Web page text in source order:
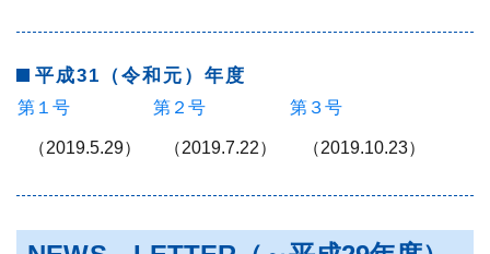
平成31（令和元）年度
第１号 第２号 第３号
（2019.5.29） （2019.7.22） （2019.10.23）